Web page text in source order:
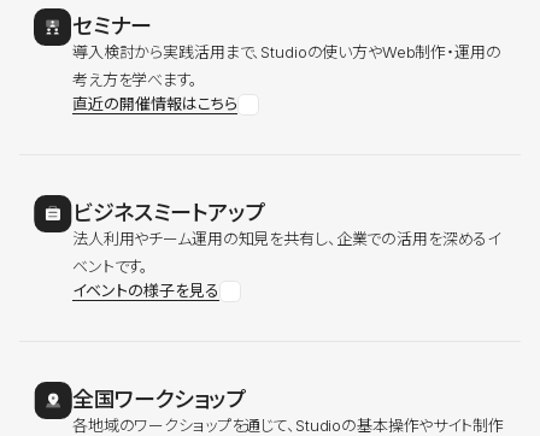
セミナー
導入検討から実践活用まで、Studioの使い方やWeb制作・運用の
考え方を学べます。
直近の開催情報はこちら
ビジネスミートアップ
法人利用やチーム運用の知見を共有し、企業での活用を深めるイ
ベントです。
イベントの様子を見る
全国ワークショップ
各地域のワークショップを通じて、Studioの基本操作やサイト制作